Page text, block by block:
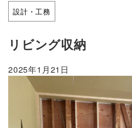
設計・工務
リビング収納
2025年1月21日